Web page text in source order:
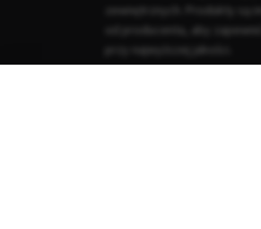
zewnętrznych. Produkty są
od producenta, aby
przy najwyższej jakości.